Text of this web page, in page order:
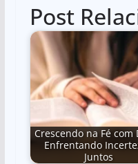
at
s
A
p
p
c
e
b
o
o
k
ar
e
Post
Crescendo na Fé com
Enfrentando
Juntos